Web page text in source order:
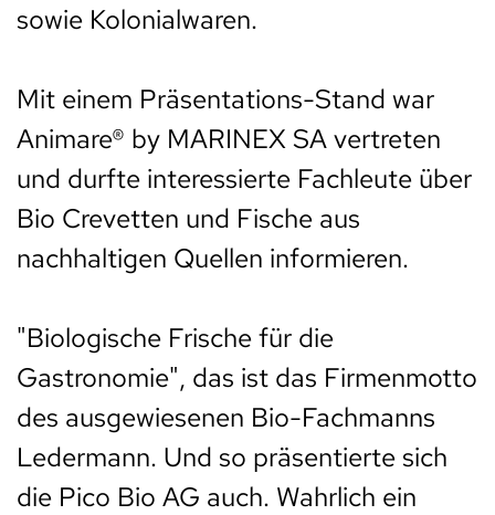
sowie Kolonialwaren.
Mit einem Präsentations-Stand war
Animare® by MARINEX SA vertreten
und durfte interessierte Fachleute über
Bio Crevetten und Fische aus
nachhaltigen Quellen informieren.
"Biologische Frische für die
Gastronomie", das ist das Firmenmotto
des ausgewiesenen Bio-Fachmanns
Ledermann. Und so präsentierte sich
die Pico Bio AG auch. Wahrlich ein